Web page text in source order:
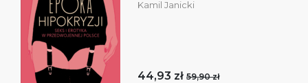
Kamil Janicki
44,93 zł 59,90 zł